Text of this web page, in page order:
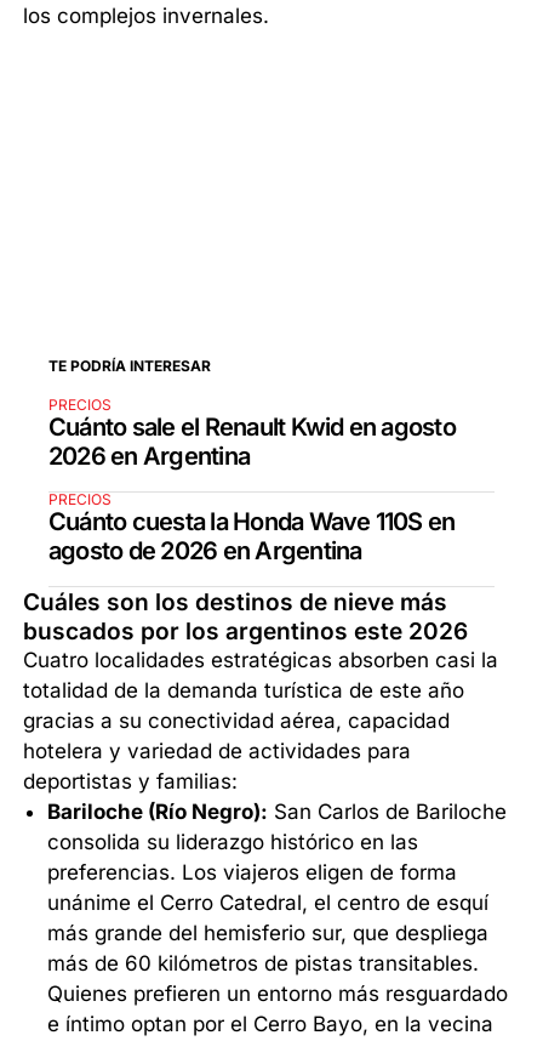
los complejos invernales.
TE PODRÍA INTERESAR
PRECIOS
Cuánto sale el Renault Kwid en agosto
2026 en Argentina
PRECIOS
Cuánto cuesta la Honda Wave 110S en
agosto de 2026 en Argentina
Cuáles son los destinos de nieve más
buscados por los argentinos este 2026
Cuatro localidades estratégicas absorben casi la
totalidad de la demanda turística de este año
gracias a su conectividad aérea, capacidad
hotelera y variedad de actividades para
deportistas y familias:
Bariloche (Río Negro): San Carlos de Bariloche
consolida su liderazgo histórico en las
preferencias. Los viajeros eligen de forma
unánime el Cerro Catedral, el centro de esquí
más grande del hemisferio sur, que despliega
más de 60 kilómetros de pistas transitables.
Quienes prefieren un entorno más resguardado
e íntimo optan por el Cerro Bayo, en la vecina